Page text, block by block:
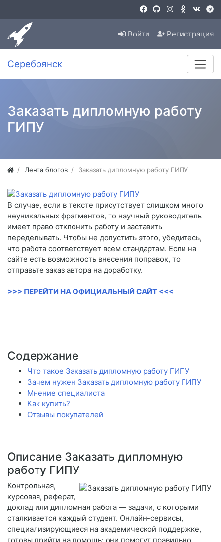
Войти Регистрация
Серебрянск
Заказать дипломную работу
ГИПУ
Лента блогов Заказать дипломную работу ГИПУ
В случае, если в тексте присутствует слишком много
неуникальных фрагментов, то научный руководитель
имеет право отклонить работу и заставить
переделывать. Чтобы не допустить этого, убедитесь,
что работа соответствует всем стандартам. Если на
сайте есть возможность внесения поправок, то
отправьте заказ автора на доработку.
>>> ПЕРЕЙТИ НА ОФИЦИАЛЬНЫЙ САЙТ <<<
Содержание
Что такое Заказать дипломную работу ГИПУ
Зачем нужен Заказать дипломную работу ГИПУ
Мнение специалиста
Как купить?
Отзывы покупателей
Описание Заказать дипломную
работу ГИПУ
Контрольная,
курсовая, реферат,
доклад или дипломная работа — задачи, с которыми
сталкивается каждый студент. Онлайн-сервисы,
специализирующиеся на академической поддержке,
готовы прийти на помощь: они помогут правильно